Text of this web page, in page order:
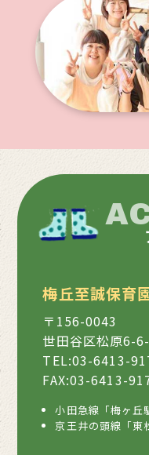
梅丘至誠保育
〒156-0043
世田谷区松原6-
TEL:03-6413-
FAX:03-6413-
小田急線「梅ヶ丘
京王井の頭線「東